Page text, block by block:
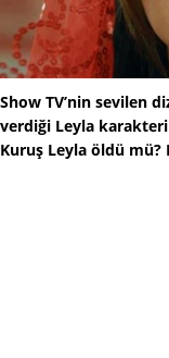
Show TV’nin sevilen
verdiği Leyla
Kuruş Leyla öldü mü?